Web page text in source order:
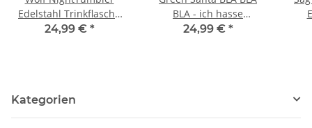
Edelstahl Trinkflasche
XXL mit Wunschnamen
24,99 € *
BLA - ich hasse
Menschen - Tumbler
24,99 € *
Kategorien